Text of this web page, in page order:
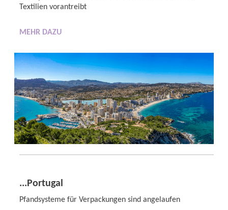
Textilien vorantreibt
MEHR DAZU
...Portugal
Pfandsysteme für Verpackungen sind angelaufen